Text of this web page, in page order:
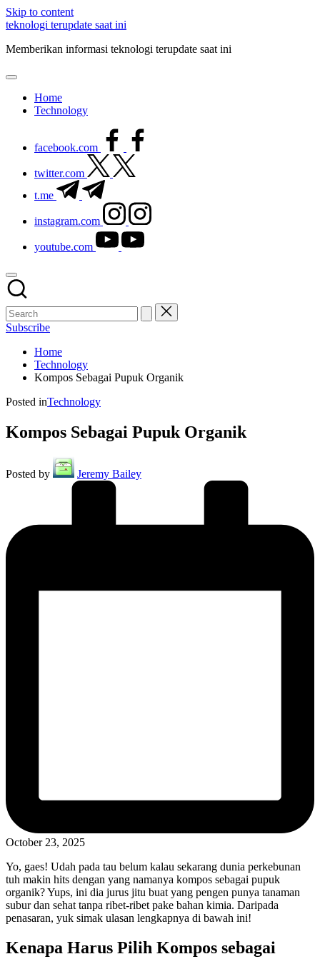
Skip to content
teknologi terupdate saat ini
Memberikan informasi teknologi terupdate saat ini
Home
Technology
facebook.com
twitter.com
t.me
instagram.com
youtube.com
Subscribe
Home
Technology
Kompos Sebagai Pupuk Organik
Posted inTechnology
Kompos Sebagai Pupuk Organik
Posted by Jeremy Bailey
October 23, 2025
Yo, gaes! Udah pada tau belum kalau sekarang dunia perkebunan
tuh makin hits dengan yang namanya kompos sebagai pupuk
organik? Yups, ini dia jurus jitu buat yang pengen punya tanaman
subur dan sehat tanpa ribet-ribet pake bahan kimia. Daripada
penasaran, yuk simak ulasan lengkapnya di bawah ini!
Kenapa Harus Pilih Kompos sebagai